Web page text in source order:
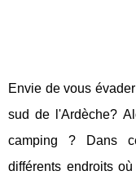
Envie de vous
sud de l'Ardèche?
camping ? Dans
différents endroits